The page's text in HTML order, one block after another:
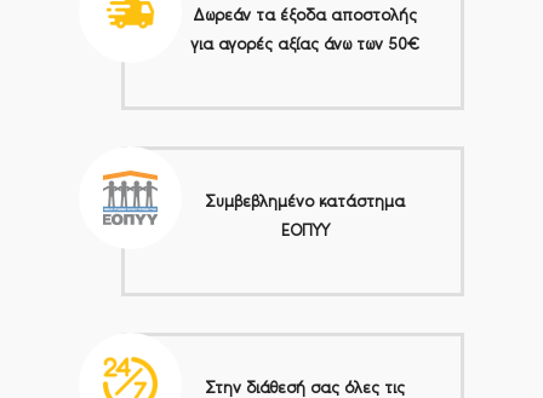
Δωρεάν τα έξοδα αποστολής
για αγορές αξίας άνω των 50€
Συμβεβλημένο κατάστημα
ΕΟΠΥΥ
Στην διάθεσή σας όλες τις